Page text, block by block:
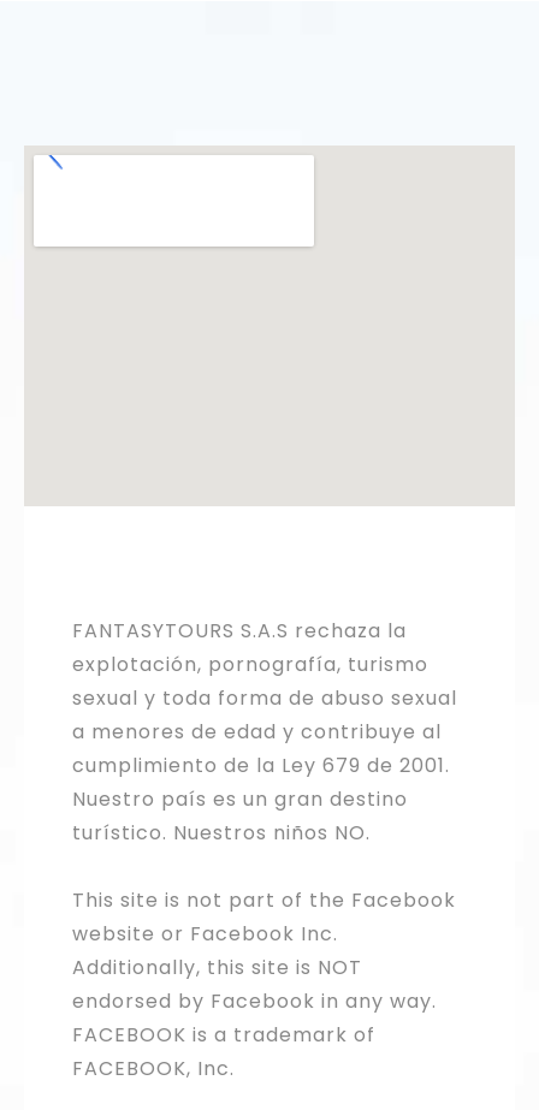
FANTASYTOURS S.A.S rechaza la
explotación, pornografía, turismo
sexual y toda forma de abuso sexual
a menores de edad y contribuye al
cumplimiento de la Ley 679 de 2001.
Nuestro país es un gran destino
turístico. Nuestros niños NO.
This site is not part of the Facebook
website or Facebook Inc.
Additionally, this site is NOT
endorsed by Facebook in any way.
FACEBOOK is a trademark of
FACEBOOK, Inc.